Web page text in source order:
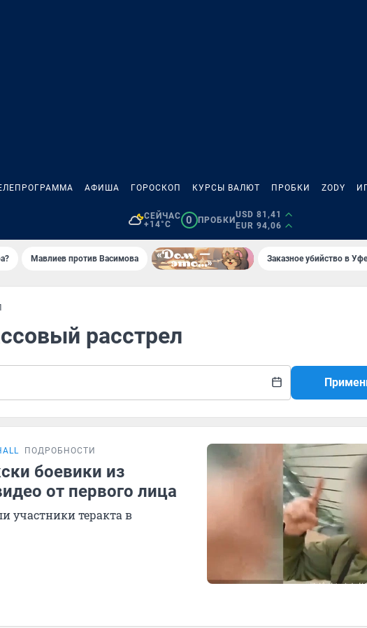
АФИША ГОРОСКОП КУРСЫ ВАЛЮТ ПРОБКИ ZODY
СЕЙЧАС
+14°C
0 ПРОБКИ
USD 81,41
EUR 94,06
Мавлиев против Васимова Заказное убийство в
расстрел
ПОДРОБНОСТИ
боевики из
от первого лица
участники теракта в